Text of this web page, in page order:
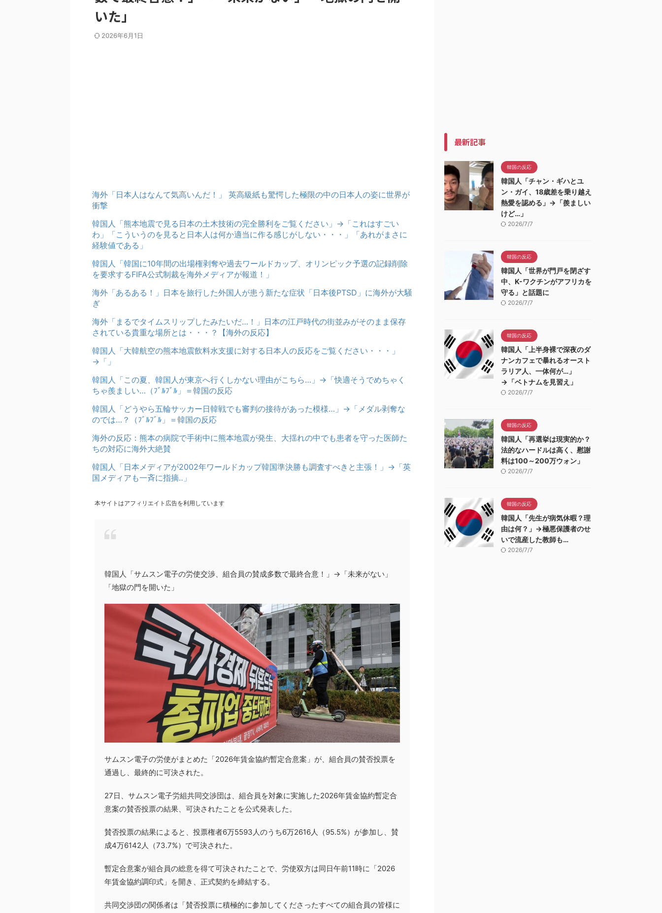
いた」
2026年6月1日
海外「日本人はなんて気高いんだ！」 英高級紙も驚愕した極限の中の日本人の姿に世界が
衝撃
韓国人「熊本地震で見る日本の土木技術の完全勝利をご覧ください」→「これはすごい
わ」「こういうのを見ると日本人は何か適当に作る感じがしない・・・」「あれがまさに
経験値である」
韓国人「韓国に10年間の出場権剥奪や過去ワールドカップ、オリンピック予選の記録削除
を要求するFIFA公式制裁を海外メディアが報道！」
海外「あるある！」日本を旅行した外国人が患う新たな症状「日本後PTSD」に海外が大騒
ぎ
海外「まるでタイムスリップしたみたいだ…！」日本の江戸時代の街並みがそのまま保存
されている貴重な場所とは・・・？【海外の反応】
韓国人「大韓航空の熊本地震飲料水支援に対する日本人の反応をご覧ください・・・」
→「」
韓国人「この夏、韓国人が東京へ行くしかない理由がこちら…」→「快適そうでめちゃく
ちゃ羨ましい…（ﾌﾞﾙﾌﾞﾙ」＝韓国の反応
韓国人「どうやら五輪サッカー日韓戦でも審判の接待があった模様…」→「メダル剥奪な
のでは…？（ﾌﾞﾙﾌﾞﾙ」＝韓国の反応
海外の反応：熊本の病院で手術中に熊本地震が発生、大揺れの中でも患者を守った医師た
ちの対応に海外大絶賛
韓国人「日本メディアが2002年ワールドカップ韓国準決勝も調査すべきと主張！」→「英
国メディアも一斉に指摘‥」
本サイトはアフィリエイト広告を利用しています
韓国人「サムスン電子の労使交渉、組合員の賛成多数で最終合意！」→「未来がない」
「地獄の門を開いた」
サムスン電子の労使がまとめた「2026年賃金協約暫定合意案」が、組合員の賛否投票を
通過し、最終的に可決された。
27日、サムスン電子労組共同交渉団は、組合員を対象に実施した2026年賃金協約暫定合
意案の賛否投票の結果、可決されたことを公式発表した。
賛否投票の結果によると、投票権者6万5593人のうち6万2616人（95.5%）が参加し、賛
成4万6142人（73.7%）で可決された。
暫定合意案が組合員の総意を得て可決されたことで、労使双方は同日午前11時に「2026
年賃金協約調印式」を開き、正式契約を締結する。
共同交渉団の関係者は「賛否投票に積極的に参加してくださったすべての組合員の皆様に
最新記事
韓国の反応
韓国人「チャン・ギハとユ
ン・ガイ、18歳差を乗り越え
熱愛を認める」→「羨ましい
けど…」
2026/7/7
韓国の反応
韓国人「世界が門戸を閉ざす
中、K-ワクチンがアフリカを
守る」と話題に
2026/7/7
韓国の反応
韓国人「上半身裸で深夜のダ
ナンカフェで暴れるオースト
ラリア人、一体何が…」
→「ベトナムを見習え」
2026/7/7
韓国の反応
韓国人「再選挙は現実的か？
法的なハードルは高く、慰謝
料は100～200万ウォン」
2026/7/7
韓国の反応
韓国人「先生が病気休暇？理
由は何？」→極悪保護者のせ
いで流産した教師も…
2026/7/7